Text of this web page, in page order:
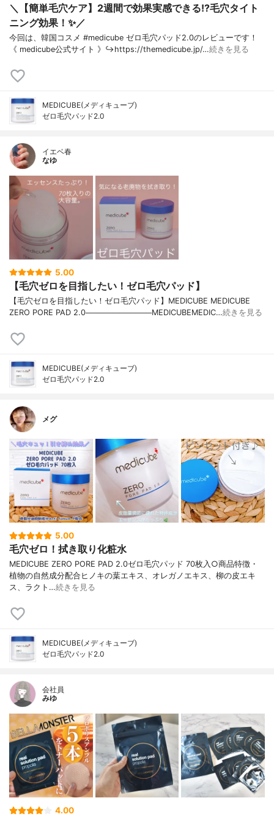
＼【簡単毛穴ケア】2週間で効果実感できる!?毛穴タイト
ニング効果！✨／
今回は、韓国コスメ #medicube ゼロ毛穴パッド2.0のレビューです！
《 medicube公式サイト 》↪︎https://themedicube.jp/…続きを見る
MEDICUBE(メディキューブ)
ゼロ毛穴パッド2.0
イエベ春
なゆ
5.00
【毛穴ゼロを目指したい！ゼロ毛穴パッド】
【毛穴ゼロを目指したい！ゼロ毛穴パッド】MEDICUBE MEDICUBE
ZERO PORE PAD 2.0────────────MEDICUBEMEDIC…続きを見る
MEDICUBE(メディキューブ)
ゼロ毛穴パッド2.0
メグ
5.00
毛穴ゼロ！拭き取り化粧水
MEDICUBE ZERO PORE PAD 2.0ゼロ毛穴パッド 70枚入○商品特徴・
植物の自然成分配合ヒノキの葉エキス、オレガノエキス、柳の皮エキ
ス、ラクト…続きを見る
MEDICUBE(メディキューブ)
ゼロ毛穴パッド2.0
会社員
みゆ
4.00